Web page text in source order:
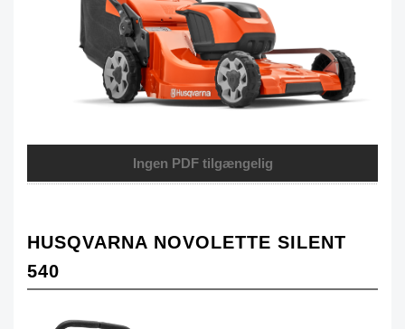
Ingen PDF tilgængelig
HUSQVARNA NOVOLETTE SILENT
540